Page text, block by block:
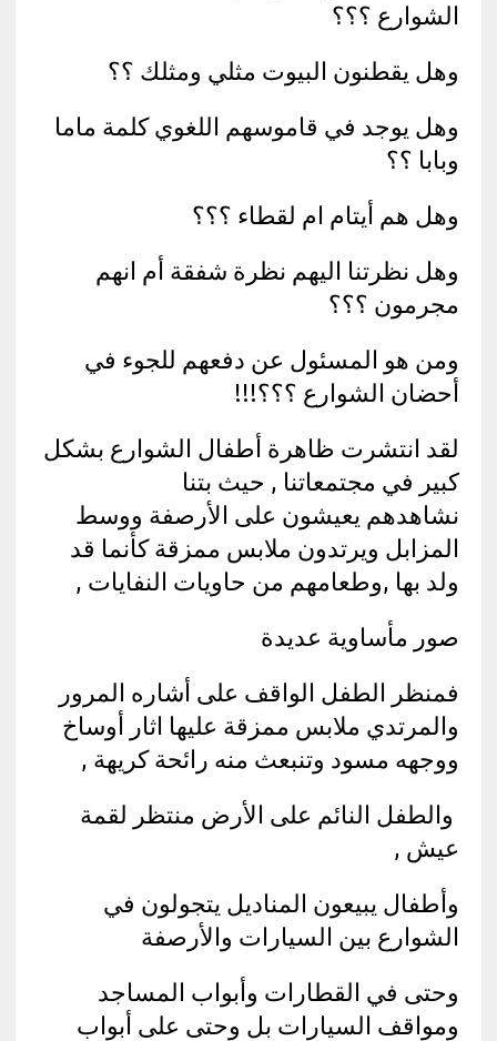
الشوارع ؟؟؟
وهل يقطنون البيوت مثلي ومثلك ؟؟
وهل يوجد في قاموسهم اللغوي كلمة ماما
وبابا ؟؟
وهل هم أيتام ام لقطاء ؟؟؟
وهل نظرتنا اليهم نظرة شفقة أم انهم
مجرمون ؟؟؟
ومن هو المسئول عن دفعهم للجوء في
أحضان الشوارع ؟؟؟!!!
لقد انتشرت ظاهرة أطفال الشوارع بشكل
كبير في مجتمعاتنا , حيث بتنا
نشاهدهم يعيشون على الأرصفة ووسط
المزابل ويرتدون ملابس ممزقة كأنما قد
ولد بها ,وطعامهم من حاويات النفايات ,
صور مأساوية عديدة
فمنظر الطفل الواقف على أشاره المرور
والمرتدي ملابس ممزقة عليها اثار أوساخ
ووجهه مسود وتنبعث منه رائحة كريهة ,
والطفل النائم على الأرض منتظر لقمة
عيش ,
وأطفال يبيعون المناديل يتجولون في
الشوارع بين السيارات والأرصفة
وحتى في القطارات وأبواب المساجد
ومواقف السيارات بل وحتى على أبواب